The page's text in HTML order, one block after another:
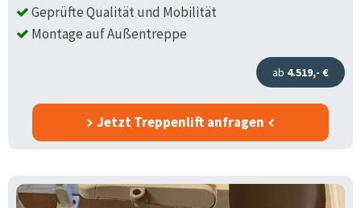
Geprüfte Qualität und Mobilität
Montage auf Außentreppe
ab 4.519,- €
Jetzt Treppenlift anfragen